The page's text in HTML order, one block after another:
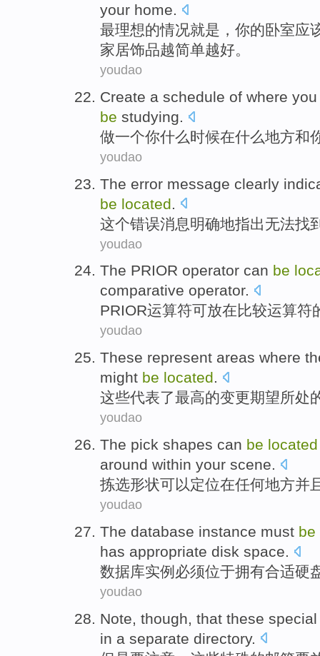
your home.
最理想的情况就是， 你的卧室应
家居饰品越简单越好。
youdao
Create a schedule of where you
be studying.
做一个你什么时候在什么地方和
youdao
The error message clearly
be located
这个错误消息明确地指出无法找
youdao
The PRIOR operator can be
comparative operator.
PRIOR运算符可放在比较运算符
youdao
These represent areas where
might be located.
这些代表了最高的变更期望所处
youdao
The pick shapes can be located
around within your scene.
拣选形状可以定位在任何地方并
youdao
The database instance must be
has appropriate disk space.
数据库实例 必须位于拥有合适硬
youdao
Note though , that these special
in a separate directory.